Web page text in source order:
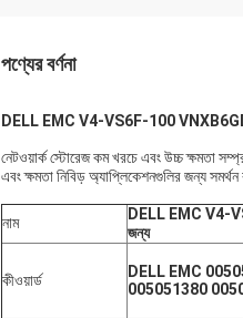
পণ্যের বর্ণনা
DELL EMC V4-VS6F-100
নেটওয়ার্ক স্টোরেজ কম খরচে এবং উচ্চ ক্ষমতা
এবং ক্ষমতা নিবিড় অ্যাপ্লিকেশনগুলির জন্য সমর্থন
নাম
DELL EMC V4-
জন্য
কীওয়ার্ড
DELL EMC
005051380